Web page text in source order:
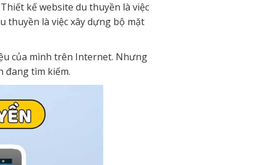
kế website du thuyền là việc
thuyền là việc xây dựng bộ mặt
của mình trên Internet. Nhưng
đang tìm kiếm.